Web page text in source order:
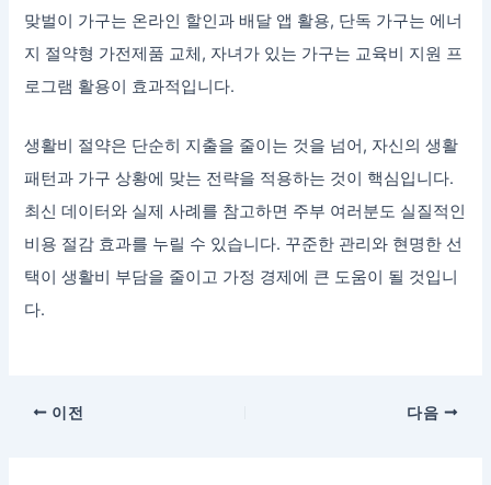
맞벌이 가구는 온라인 할인과 배달 앱 활용, 단독 가구는 에너
지 절약형 가전제품 교체, 자녀가 있는 가구는 교육비 지원 프
로그램 활용이 효과적입니다.
생활비 절약은 단순히 지출을 줄이는 것을 넘어, 자신의 생활
패턴과 가구 상황에 맞는 전략을 적용하는 것이 핵심입니다.
최신 데이터와 실제 사례를 참고하면 주부 여러분도 실질적인
비용 절감 효과를 누릴 수 있습니다. 꾸준한 관리와 현명한 선
택이 생활비 부담을 줄이고 가정 경제에 큰 도움이 될 것입니
다.
이전 다음